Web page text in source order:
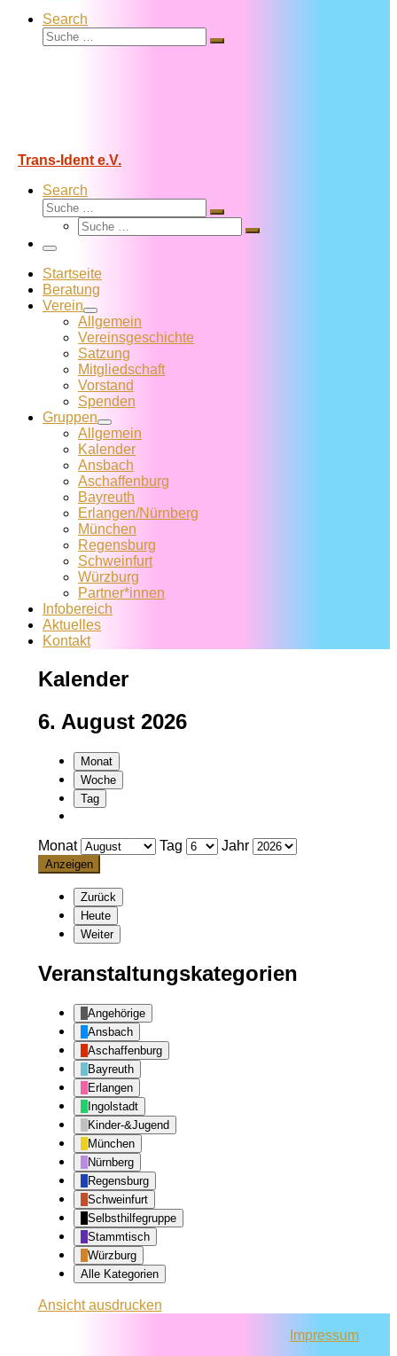
Search
Suche
Suche
Trans-Ident e.V.
Search
Suche
Suche
Suche
Suche
Menü
Startseite
Beratung
Verein
Allgemein
Vereins­geschichte
Satzung
Mitglied­schaft
Vorstand
Spenden
Gruppen
Allgemein
Kalender
Ansbach
Aschaffenburg
Bayreuth
Erlangen/Nürnberg
München
Regensburg
Schweinfurt
Würzburg
Partner*innen
Infobereich
Aktuelles
Kontakt
Kalender
6. August 2026
Monat
Woche
Tag
Monat Tag Jahr
Zurück
Heute
Weiter
Veranstaltungskategorien
Angehörige
Ansbach
Aschaffenburg
Bayreuth
Erlangen
Ingolstadt
Kinder-&Jugend
München
Nürnberg
Regensburg
Schweinfurt
Selbsthilfegruppe
Stammtisch
Würzburg
Alle Kategorien
Ansichtausdrucken
Impressum